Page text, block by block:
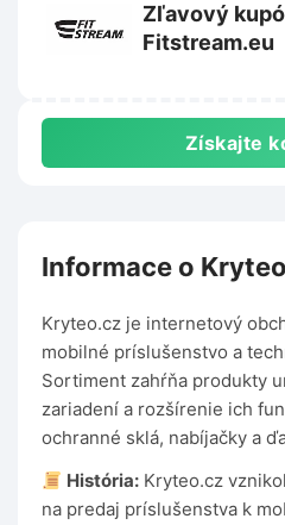
Zľavový
Fitstream.eu
Získajte
Informace o
Kryteo.cz je internetový
mobilné príslušenstvo a
Sortiment zahŕňa produkty
zariadení a rozšírenie ich
ochranné sklá, nabíjačky a
História: Kryteo.cz
na predaj príslušenstva k